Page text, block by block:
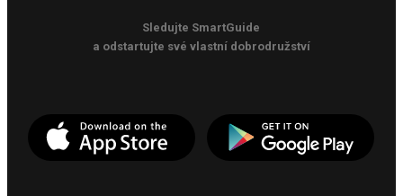
Sledujte SmartGuide
a odstartujte své vlastní dobrodružství